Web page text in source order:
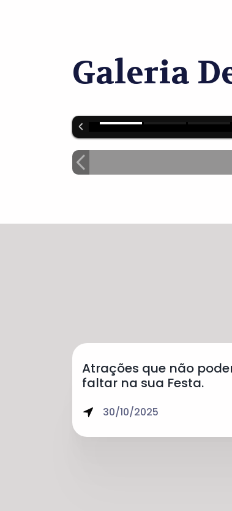
Galeria
Atrações que não
faltar na sua Festa.
30/10/2025